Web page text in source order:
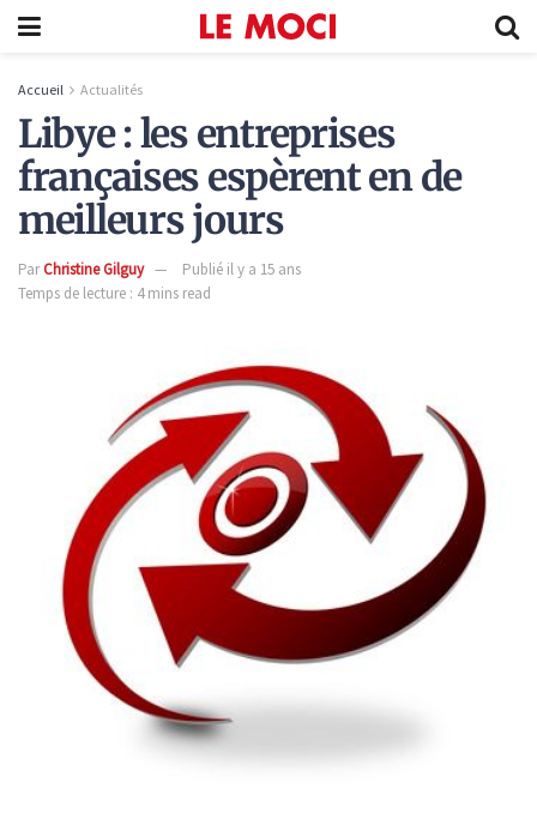
Accueil Actualités
Libye : les entreprises
françaises espèrent en de
meilleurs jours
ParChristine Gilguy
Publié il y a 15 ans
Temps de lecture : 4 mins read